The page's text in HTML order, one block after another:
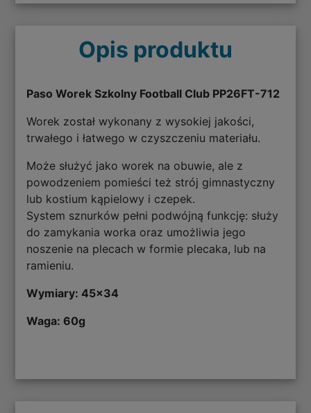
Opis produktu
Paso Worek Szkolny Football Club PP26FT-712
Worek został wykonany z wysokiej jakości,
trwałego i łatwego w czyszczeniu materiału.
Może służyć jako worek na obuwie, ale z
powodzeniem pomieści też strój gimnastyczny
lub kostium kąpielowy i czepek.
System sznurków pełni podwójną funkcję: służy
do zamykania worka oraz umożliwia jego
noszenie na plecach w formie plecaka, lub na
ramieniu.
Wymiary: 45x34
Waga: 60g